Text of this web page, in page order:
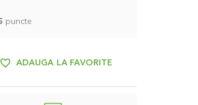
puncte
ADAUGA LA FAVORITE